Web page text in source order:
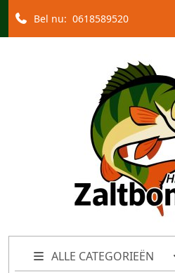
Bel nu: 0618589520
ALLE CATEGORIEËN